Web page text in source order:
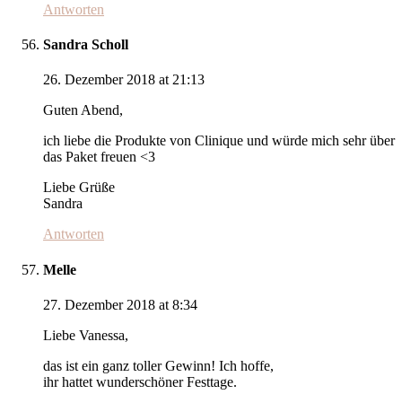
Antworten
Sandra Scholl
26. Dezember 2018 at 21:13
Guten Abend,
ich liebe die Produkte von Clinique und würde mich sehr über
das Paket freuen <3
Liebe Grüße
Sandra
Antworten
Melle
27. Dezember 2018 at 8:34
Liebe Vanessa,
das ist ein ganz toller Gewinn! Ich hoffe,
ihr hattet wunderschöner Festtage.